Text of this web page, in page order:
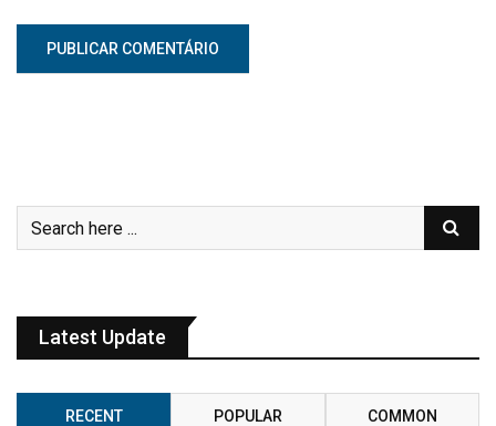
Latest Update
RECENT POPULAR COMMON